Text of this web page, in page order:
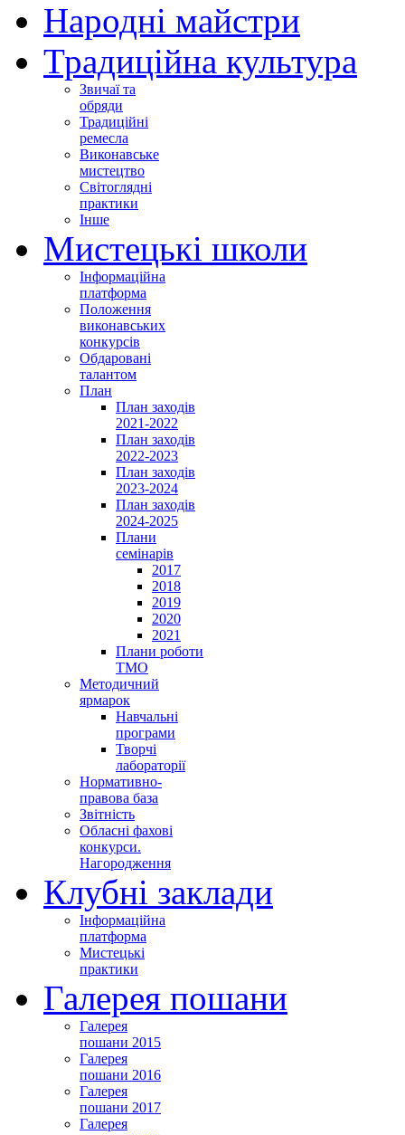
Народні майстри
Традиційна культура
Звичаї та
обряди
Традиційні
ремесла
Виконавське
мистецтво
Світоглядні
практики
Інше
Мистецькі школи
Інформаційна
платформа
Положення
виконавських
конкурсів
Обдаровані
талантом
План
План заходів
2021-2022
План заходів
2022-2023
План заходів
2023-2024
План заходів
2024-2025
Плани
семінарів
2017
2018
2019
2020
2021
Плани роботи
ТМО
Методичний
ярмарок
Навчальні
програми
Творчі
лабораторії
Нормативно-
правова база
Звітність
Обласні фахові
конкурси.
Нагородження
Клубні заклади
Інформаційна
платформа
Мистецькі
практики
Галерея пошани
Галерея
пошани 2015
Галерея
пошани 2016
Галерея
пошани 2017
Галерея